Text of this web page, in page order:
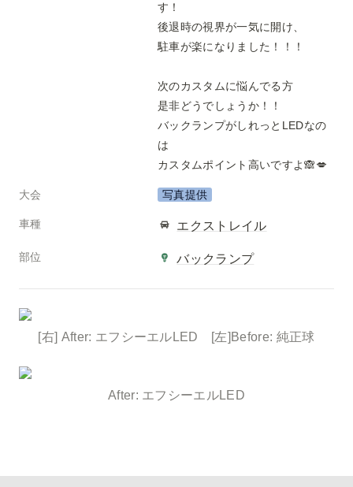
す！
後退時の視界が一気に開け、
駐車が楽になりました！！！
次のカスタムに悩んでる方
是非どうでしょうか！！
バックランプがしれっとLEDなの
は
カスタムポイント高いですよ🙈💋
大会 写真提供
車種 エクストレイル
部位 バックランプ
[右] After: エフシーエルLED　[左]Before: 純正球
After: エフシーエルLED